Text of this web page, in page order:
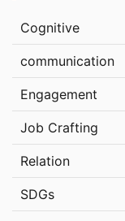
Cognitive
communication
Engagement
Job Crafting
Relation
SDGs